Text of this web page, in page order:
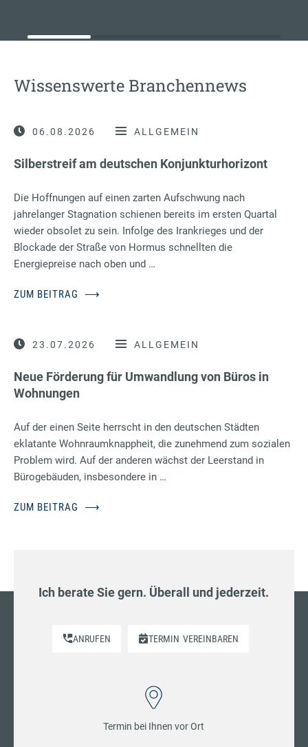
Wissenswerte Branchennews
06.08.2026 ALLGEMEIN
Silberstreif am deutschen Konjunkturhorizont
Die Hoffnungen auf einen zarten Aufschwung nach
jahrelanger Stagnation schienen bereits im ersten Quartal
wieder obsolet zu sein. Infolge des Irankrieges und der
Blockade der Straße von Hormus schnellten die
Energiepreise nach oben und …
ZUM BEITRAG ⟶
23.07.2026 ALLGEMEIN
Neue Förderung für Umwandlung von Büros in
Wohnungen
Auf der einen Seite herrscht in den deutschen Städten
eklatante Wohnraumknappheit, die zunehmend zum sozialen
Problem wird. Auf der anderen wächst der Leerstand in
Bürogebäuden, insbesondere in …
ZUM BEITRAG ⟶
Ich berate Sie gern. Überall und jederzeit.
ANRUFEN TERMIN VEREINBAREN
Termin bei Ihnen vor Ort